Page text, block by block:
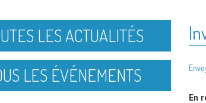
En
LES ACTUALITÉS
LES ÉVÉNEMENTS